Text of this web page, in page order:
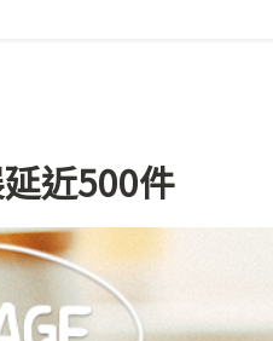
近500件